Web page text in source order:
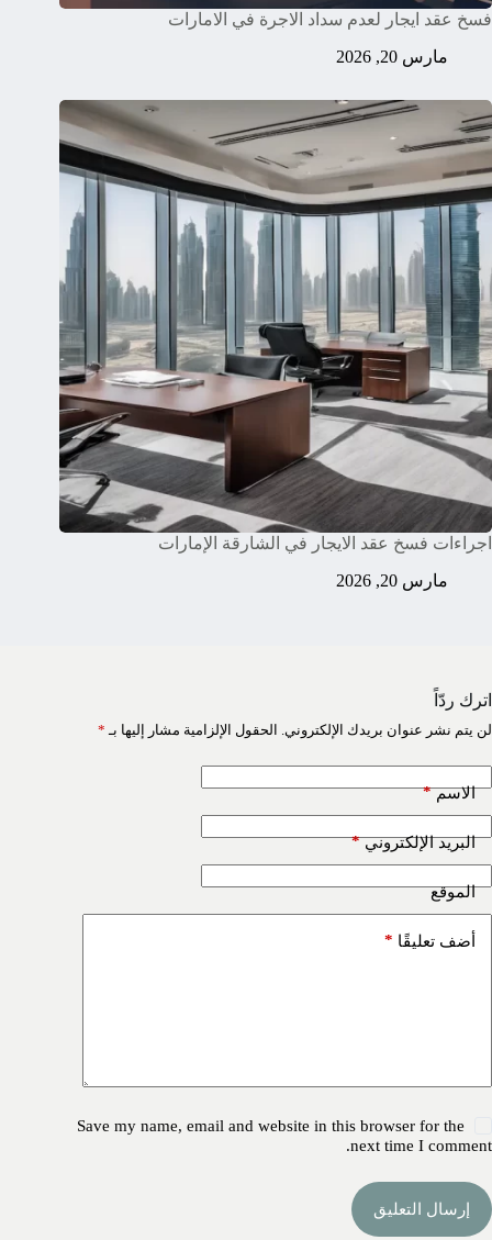
فسخ عقد ايجار لعدم سداد الاجرة في الامارات
مارس 20, 2026
اجراءات فسخ عقد الايجار في الشارقة الإمارات
مارس 20, 2026
اترك ردّاً
لن يتم نشر عنوان بريدك الإلكتروني. الحقول الإلزامية مشار إليها بـ *
الاسم*
البريد الإلكتروني*
الموقع
أضف تعليقًا *
Save my name, email and website in this browser for the
next time I comment.
إرسال التعليق